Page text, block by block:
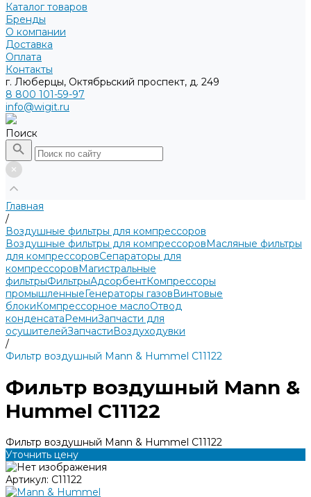
Каталог товаров
Бренды
О компании
Доставка
Оплата
Контакты
г. Люберцы, Октябрьский проспект, д. 249
8 800 101-59-97
info@wigit.ru
Поиск
Главная
/
Воздушные фильтры для компрессоров
Воздушные фильтры для компрессоровМасляные фильтры
для компрессоровСепараторы для
компрессоровМагистральные
фильтрыФильтрыАдсорбентКомпрессоры
промышленныеГенераторы газовВинтовые
блокиКомпрессорное маслоОтвод
конденсатаРемниЗапчасти для
осушителейЗапчастиВоздуходувки
/
Фильтр воздушный Mann & Hummel C11122
Фильтр воздушный Mann &
Hummel C11122
Фильтр воздушный Mann & Hummel C11122
Уточнить цену
Артикул: C11122